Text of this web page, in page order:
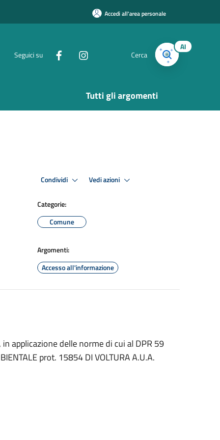
Accedi all'area personale
Seguici su Cerca
AI
Tutti gli argomenti
Condividi Vedi azioni
Categorie:
Comune
Argomenti:
Accesso all'informazione
applicazione delle norme di cui al DPR 59
prot. 15854 DI VOLTURA A.U.A.